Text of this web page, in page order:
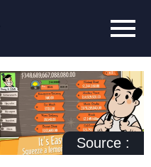
Source :